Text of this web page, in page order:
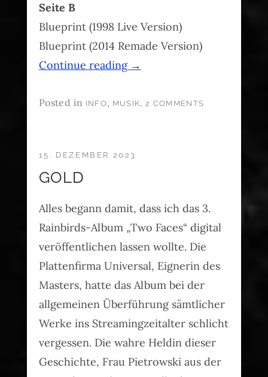
Seite B
Blueprint (1998 Live Version)
Blueprint (2014 Remade Version)
Continue reading →
Posted in INFO , MUSIK.2 COMMENTS
GOLD
15. DEZEMBER 2023
Alles begann damit, dass ich das 3.
Rainbirds-Album „Two Faces“ digital
veröffentlichen lassen wollte. Die
Plattenfirma Universal, Eignerin des
Masters, hatte das Album bei der
allgemeinen Überführung sämtlicher
Werke ins Streamingzeitalter schlicht
vergessen. Die wahre Heldin dieser
Geschichte, Frau Pietrowski aus der